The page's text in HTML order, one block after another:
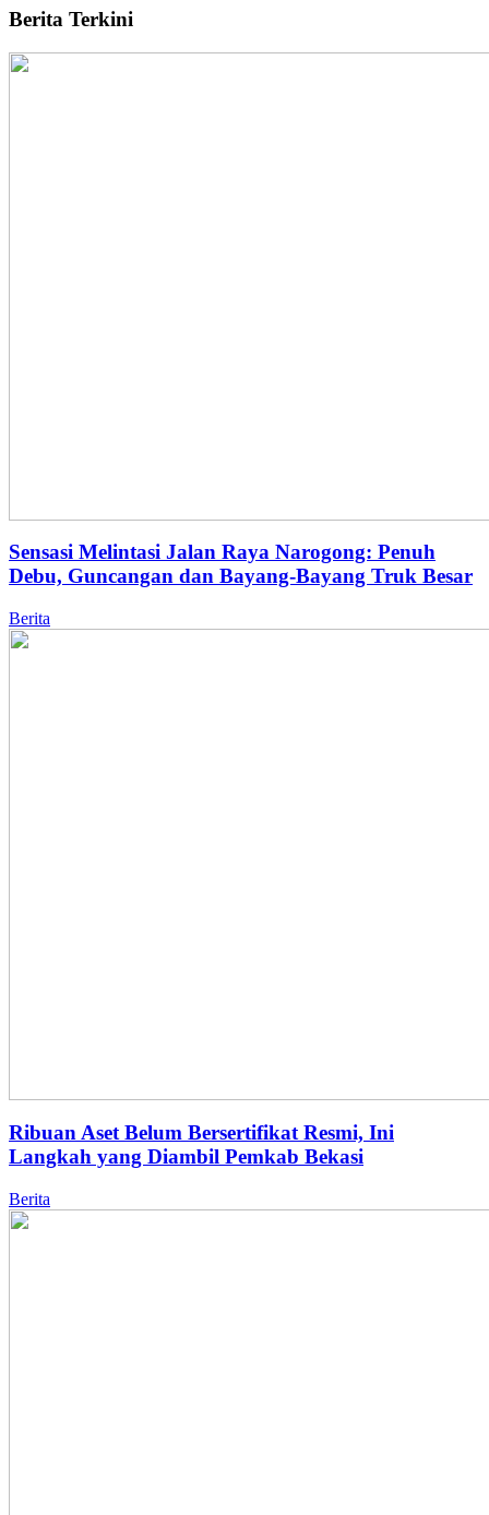
Berita Terkini
Sensasi Melintasi Jalan Raya Narogong: Penuh
Debu, Guncangan dan Bayang-Bayang Truk Besar
Berita
Ribuan Aset Belum Bersertifikat Resmi, Ini
Langkah yang Diambil Pemkab Bekasi
Berita